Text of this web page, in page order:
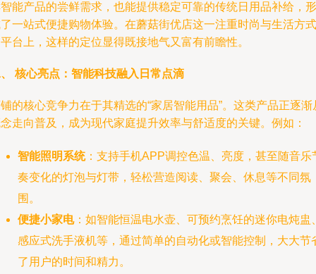
能产品的尝鲜需求，也能提供稳定可靠的传统日用品补给，形
一站式便捷购物体验。在蘑菇街优店这一注重时尚与生活方式
台上，这样的定位显得既接地气又富有前瞻性。
核心亮点：智能科技融入日常点滴
的核心竞争力在于其精选的“家居智能用品”。这类产品正逐渐
走向普及，成为现代家庭提升效率与舒适度的关键。例如：
智能照明系统：支持手机APP调控色温、亮度，甚至随音乐
奏变化的灯泡与灯带，轻松营造阅读、聚会、休息等不同氛
围。
便捷小家电：如智能恒温电水壶、可预约烹饪的迷你电炖盅
感应式洗手液机等，通过简单的自动化或智能控制，大大节
了用户的时间和精力。